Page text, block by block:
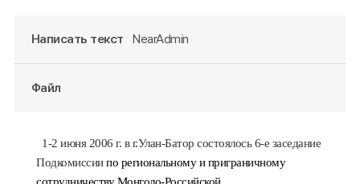
Написать текст NearAdmin
Файл
1-2 июня 2006 г. в г.Улан-Батор состоялось 6-е заседание
Подкомиссиипо региональному и приграничному